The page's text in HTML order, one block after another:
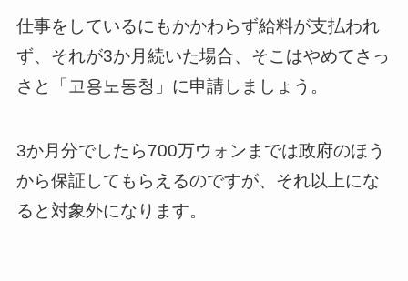
仕事をしているにもかかわらず給料が支払われ
ず、それが3か月続いた場合、そこはやめてさっ
さと「고용노동청」に申請しましょう。
3か月分でしたら700万ウォンまでは政府のほう
から保証してもらえるのですが、それ以上にな
ると対象外になります。